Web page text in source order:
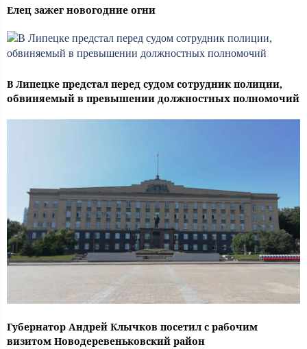
Елец зажег новогодние огни
В Липецке предстал перед судом сотрудник полиции,
обвиняемый в превышении должностных полномочий
Губернатор Андрей Клычков посетил с рабочим
визитом Новодеревеньковский район